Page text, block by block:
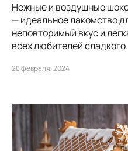
Нежные и воздушные
— идеальное лакомство
неповторимый вкус и
всех любителей сладкого.
28 февраля, 2024